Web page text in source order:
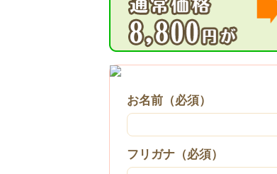
お名前（必須）
フリガナ（必須）